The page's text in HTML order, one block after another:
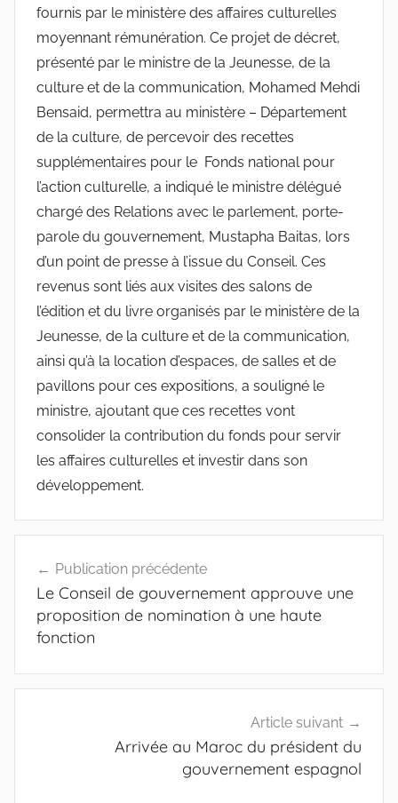
fournis par le ministère des affaires culturelles
moyennant rémunération. Ce projet de décret,
présenté par le ministre de la Jeunesse, de la
culture et de la communication, Mohamed Mehdi
Bensaid, permettra au ministère – Département
de la culture, de percevoir des recettes
supplémentaires pour le Fonds national pour
l’action culturelle, a indiqué le ministre délégué
chargé des Relations avec le parlement, porte-
parole du gouvernement, Mustapha Baitas, lors
d’un point de presse à l’issue du Conseil. Ces
revenus sont liés aux visites des salons de
l’édition et du livre organisés par le ministère de la
Jeunesse, de la culture et de la communication,
ainsi qu’à la location d’espaces, de salles et de
pavillons pour ces expositions, a souligné le
ministre, ajoutant que ces recettes vont
consolider la contribution du fonds pour servir
les affaires culturelles et investir dans son
développement.
de
l’article
Publication précédente
Le Conseil de gouvernement approuve une
proposition de nomination à une haute
fonction
Article suivant
Arrivée au Maroc du président du
gouvernement espagnol